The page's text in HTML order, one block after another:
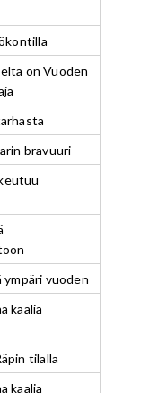
on Vuoden
bravuuri
vuoden
kaalia
tilalla
kaalia